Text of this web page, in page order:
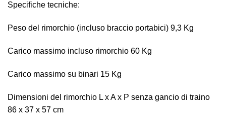
Specifiche tecniche:
Peso del rimorchio (incluso braccio portabici) 9,3 Kg
Carico massimo incluso rimorchio 60 Kg
Carico massimo su binari 15 Kg
Dimensioni del rimorchio L x A x P senza gancio di traino
86 x 37 x 57 cm